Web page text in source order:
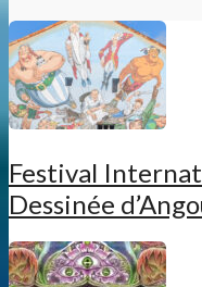
Festival
Dessinée